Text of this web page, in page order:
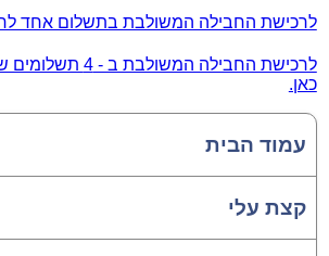
לרכישת החבילה המשולבת בתשלום אחד
כאן.
עמוד הבית
קצת עלי